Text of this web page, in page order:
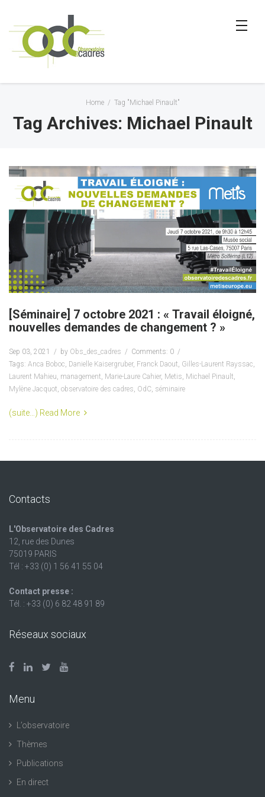
Home / Tag "Michael Pinault"
Tag Archives: Michael Pinault
[Séminaire] 7 octobre 2021 : « Travail éloigné,
nouvelles demandes de changement ? »
Sep 03, 2021 by Obs_des_cadres
Comments: 0
Tags: Anca Boboc, Danielle Kaisergruber, Franck Daout, Gilles-Laurent Rayssac,
Laurent Mahieu, management, Marie-Laure Cahier, Metis, Michael Pinault,
Mylène Jacquot, observatoire des cadres, OdC, séminaire
(suite…) Read More
Contacts
L'Observatoire des Cadres
12, rue des Dunes
75019 PARIS
Tél : +33 (0) 1 56 41 55 04
Contact presse :
Tél. : +33 (0) 6 82 48 91 89
Réseaux sociaux
Menu
L’observatoire
Thèmes
Publications
En direct